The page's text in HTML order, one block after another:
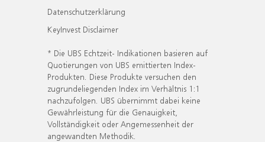
Datenschutzerklärung
KeyInvest Disclaimer
* Die UBS Echtzeit- Indikationen basieren auf
Quotierungen von UBS emittierten Index-
Produkten. Diese Produkte versuchen den
zugrundeliegenden Index im Verhältnis 1:1
nachzufolgen. UBS übernimmt dabei keine
Gewährleistung für die Genauigkeit,
Vollständigkeit oder Angemessenheit der
angewandten Methodik.